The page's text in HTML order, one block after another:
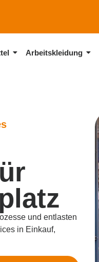
Arbeitskleidung
und entlasten
in Einkauf,